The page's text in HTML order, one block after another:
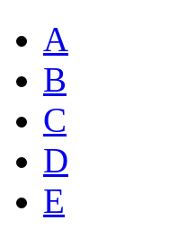
A
B
C
D
E